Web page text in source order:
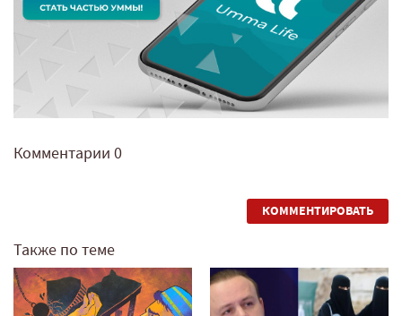
Комментарии 0
КОММЕНТИРОВАТЬ
Также по теме